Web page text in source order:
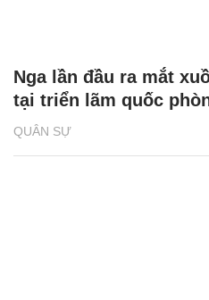
QUÂN SỰ
Nga lần đầu ra mắt
tại triển lãm quốc